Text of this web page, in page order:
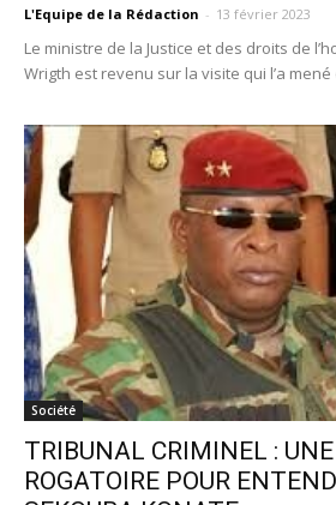
L'Equipe de la Rédaction - 13 février 2023
Le ministre de la Justice et des droits de
Wrigth est revenu sur la visite qui l’a
Société
TRIBUNAL CRIMINEL :
ROGATOIRE POUR